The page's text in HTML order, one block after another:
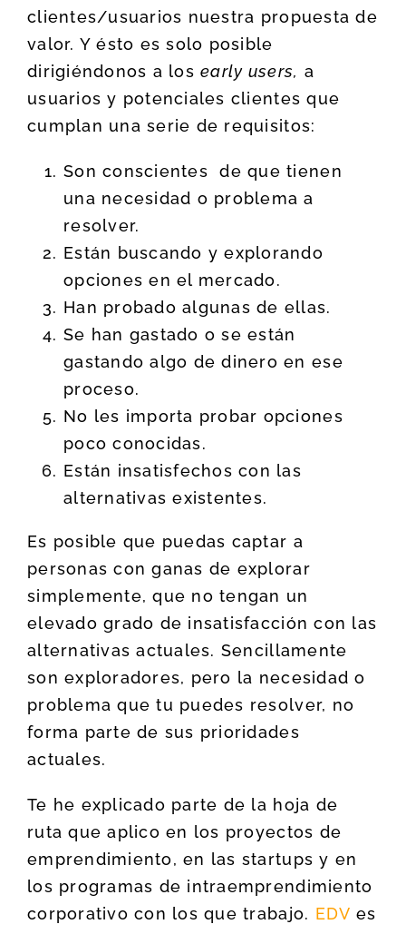
clientes/usuarios nuestra propuesta de
valor. Y ésto es solo posible
dirigiéndonos a losearly users, a
usuarios y potenciales clientes que
cumplan una serie de requisitos:
Son conscientes de que tienen
una necesidad o problema a
resolver.
Están buscando y explorando
opciones en el mercado.
Han probado algunas de ellas.
Se han gastado o se están
gastando algo de dinero en ese
proceso.
No les importa probar opciones
poco conocidas.
Están insatisfechos con las
alternativas existentes.
Es posible que puedas captar a
personas con ganas de explorar
simplemente, que no tengan un
elevado grado de insatisfacción con las
alternativas actuales. Sencillamente
son exploradores, pero la necesidad o
problema que tu puedes resolver, no
forma parte de sus prioridades
actuales.
Te he explicado parte de la hoja de
ruta que aplico en los proyectos de
emprendimiento, en las startups y en
los programas de intraemprendimiento
corporativo con los que trabajo. EDV es